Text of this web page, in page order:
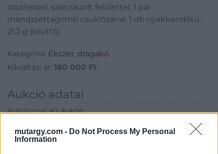
mutargy.com - Do Not Process My Personal
Information
díszítéssel, szálcsiszolt felülettel, 1 pár
mandzsettagomb csuklózárral, 1 db nyakkendőtű,
21,2 g (bruttó)
Kategória: Ékszer, drágakő
Kikiáltási ár: 180 000 Ft
Aukció adatai
Aukció neve:40. Aukció
Aukció ideje: 18:00